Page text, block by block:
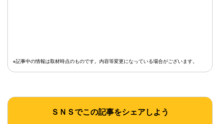
※記事中の情報は取材時点のものです。内容等変更になっている場合がございます。
ＳＮＳでこの記事をシェアしよう